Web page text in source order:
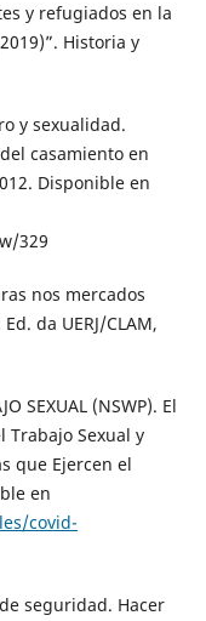
y refugiados en la
Historia y
y sexualidad.
casamiento en
Disponible en
329
nos mercados
da UERJ/CLAM,
SEXUAL (NSWP). El
Trabajo Sexual y
que Ejercen el
en
covid-
de seguridad. Hacer